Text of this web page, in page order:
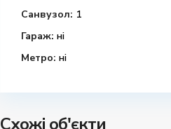
Санвузол: 1
Гараж: ні
Метро: ні
Схожі об'єкти